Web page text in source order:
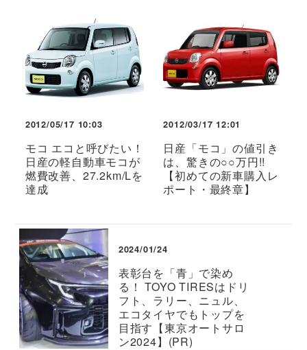
2012/05/17 10:03
モコ エコと呼びたい！
日産の軽自動車モコが
燃費改善、27.2km/Lを
達成
2012/03/17 12:01
日産「モコ」の値引き
は、驚きの○○万円!!
【初めての新車購入レ
ポート・最終章】
2024/01/24
表彰台を「青」で染め
る！ TOYO TIRESはドリ
フト、ラリー、ニュル、
エコタイヤでもトップを
目指す【東京オートサロ
ン2024】(PR)